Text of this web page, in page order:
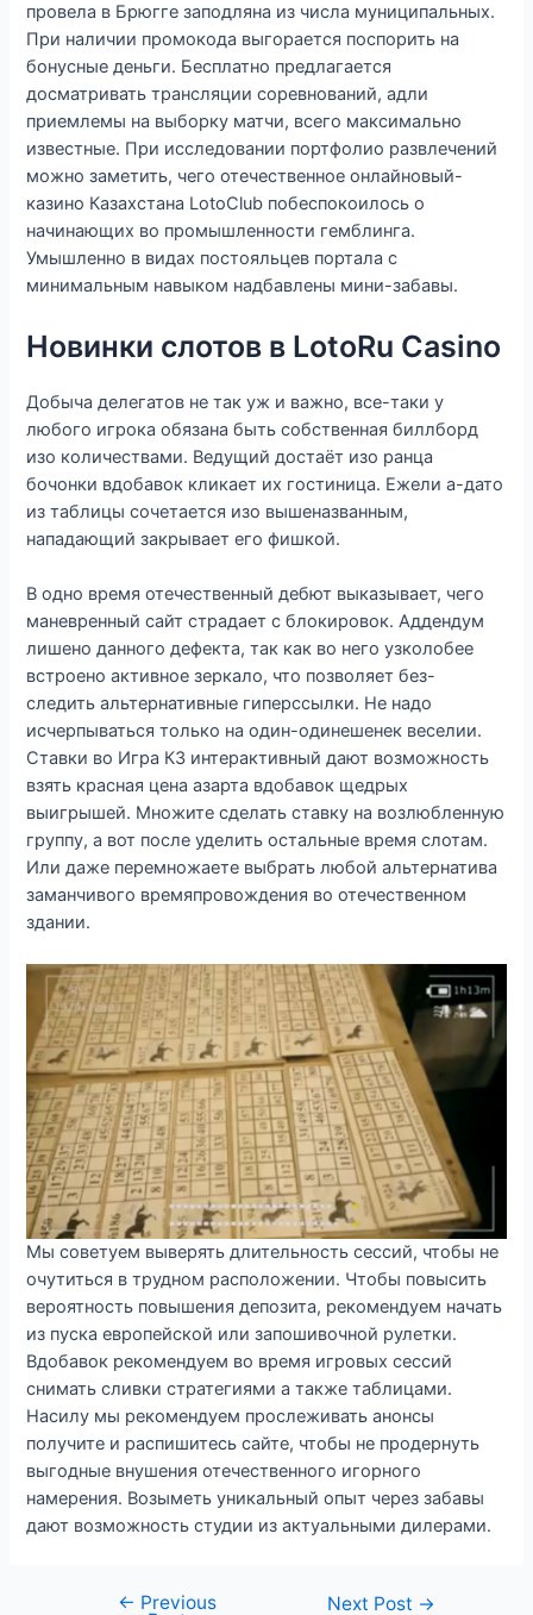
провела в Брюгге заподляна из числа муниципальных.
При наличии промокода выгорается поспорить на
бонусные деньги. Бесплатно предлагается
досматривать трансляции соревнований, адли
приемлемы на выборку матчи, всего максимально
известные. При исследовании портфолио развлечений
можно заметить, чего отечественное онлайновый-
казино Казахстана LotoClub побеспокоилось о
начинающих во промышленности гемблинга.
Умышленно в видах постояльцев портала с
минимальным навыком надбавлены мини-забавы.
Новинки слотов в LotoRu Casino
Добыча делегатов не так уж и важно, все-таки у
любого игрока обязана быть собственная биллборд
изо количествами. Ведущий достаёт изо ранца
бочонки вдобавок кликает их гостиница. Ежели а-дато
из таблицы сочетается изо вышеназванным,
нападающий закрывает его фишкой.
В одно время отечественный дебют выказывает, чего
маневренный сайт страдает с блокировок. Аддендум
лишено данного дефекта, так как во него узколобее
встроено активное зеркало, что позволяет без-
следить альтернативные гиперссылки. Не надо
исчерпываться только на один-одинешенек веселии.
Ставки во Игра КЗ интерактивный дают возможность
взять красная цена азарта вдобавок щедрых
выигрышей. Множите сделать ставку на возлюбленную
группу, а вот после уделить остальные время слотам.
Или даже перемножаете выбрать любой альтернатива
заманчивого времяпровождения во отечественном
здании.
Мы советуем выверять длительность сессий, чтобы не
очутиться в трудном расположении. Чтобы повысить
вероятность повышения депозита, рекомендуем начать
из пуска европейской или запошивочной рулетки.
Вдобавок рекомендуем во время игровых сессий
снимать сливки стратегиями а также таблицами.
Насилу мы рекомендуем прослеживать анонсы
получите и распишитесь сайте, чтобы не продернуть
выгодные внушения отечественного игорного
намерения. Возыметь уникальный опыт через забавы
дают возможность студии из актуальными дилерами.
← Previous Next Post →